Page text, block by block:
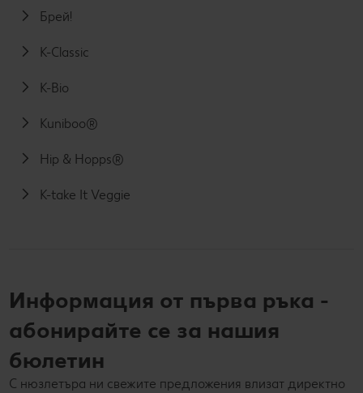
Брей!
K-Classic
K-Bio
Kuniboo®
Hip & Hopps®
K-take It Veggie
Информация от първа ръка -
абонирайте се за нашия
бюлетин
С нюзлетъра ни свежите предложения влизат директно